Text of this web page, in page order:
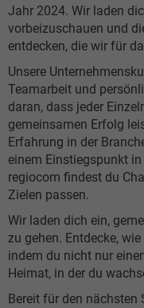
Jahr 2024. Wir laden
vorbeizuschauen und
entdecken, die wir für
Unsere
Teamarbeit und
daran, dass jeder
gemeinsamen Erfolg
Erfahrung in der
einem Einstiegspunkt
regiocom findest du
Zielen passen.
Wir laden dich ein,
zu gehen. Entdecke,
indem du nicht nur
Heimat, in der du
Bereit für den nächsten